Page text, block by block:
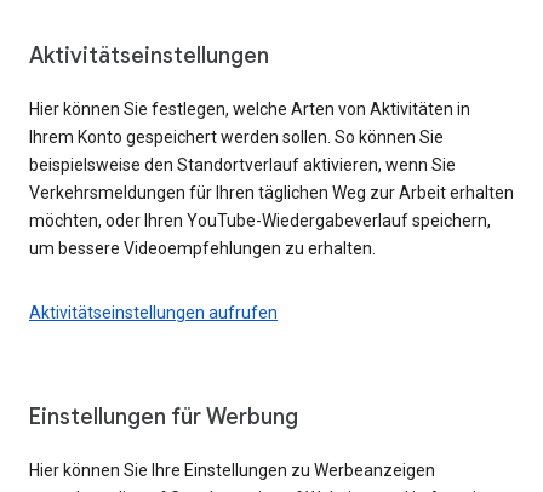
Aktivitätseinstellungen
Hier können Sie festlegen, welche Arten von Aktivitäten in
Ihrem Konto gespeichert werden sollen. So können Sie
beispielsweise den Standortverlauf aktivieren, wenn Sie
Verkehrsmeldungen für Ihren täglichen Weg zur Arbeit erhalten
möchten, oder Ihren YouTube-Wiedergabeverlauf speichern,
um bessere Videoempfehlungen zu erhalten.
Aktivitätseinstellungen aufrufen
Einstellungen für Werbung
Hier können Sie Ihre Einstellungen zu Werbeanzeigen